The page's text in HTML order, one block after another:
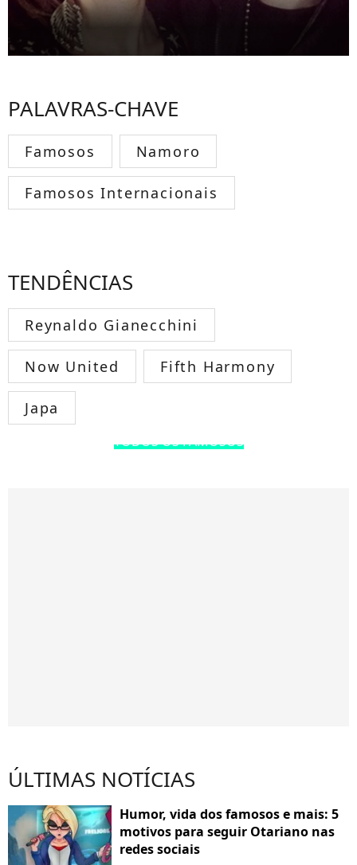
PALAVRAS-CHAVE
Famosos Namoro
Famosos Internacionais
TENDÊNCIAS
Reynaldo Gianecchini
Now United Fifth Harmony
Japa
TODOS OS FAMOSOS
ÚLTIMAS NOTÍCIAS
Humor, vida dos famosos e mais: 5
motivos para seguir Otariano nas
redes sociais